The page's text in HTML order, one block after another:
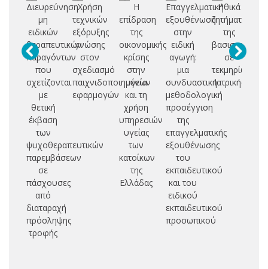
Διευρεύνηση
μη
ειδικών
θεραπευτικών
παραγόντων
που
σχετίζονται
με
θετική
έκβαση
των
ψυχοθεραπευτικών
παρεμβάσεων
σε
πάσχουσες
από
διαταραχή
πρόσληψης
τροφής
Χρήση
τεχνικών
εξόρυξης
γνώσης
στον
σχεδιασμό
παιχνιδοποιημένων
εφαρμογών
Η
επίδραση
της
οικονομικής
κρίσης
στην
υγεία
και τη
χρήση
υπηρεσιών
υγείας
των
κατοίκων
της
Ελλάδας
Επαγγελματική
εξουθένωση
στην
ειδική
αγωγή:
μια
συνδυαστική
μεθοδολογική
προσέγγιση
της
επαγγελματικής
εξουθένωσης
του
εκπαιδευτικού
και του
ειδικού
εκπαιδευτικού
προσωπικού
Ηθικά
ζητήματα
της
βασισμένης
σε
τεκμηρίωση
Ιατρικής